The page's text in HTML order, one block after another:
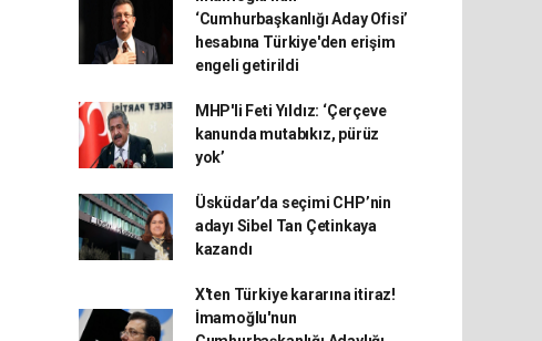
‘Cumhurbaşkanlığı Aday Ofisi’
hesabına Türkiye'den erişim
engeli getirildi
MHP'li Feti Yıldız: ‘Çerçeve
kanunda mutabıkız, pürüz
yok’
Üsküdar’da seçimi CHP’nin
adayı Sibel Tan Çetinkaya
kazandı
X'ten Türkiye kararına itiraz!
İmamoğlu'nun